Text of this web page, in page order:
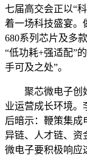
七届高交会正以“
着一场科技盛宴。
680系列芯片及多
“低功耗+强适配”
手可及之处”。
聚芯微电子创始
业运营成长环境。
后暗示：鞭策集成
异链、人才链、资
微电子要积极响应